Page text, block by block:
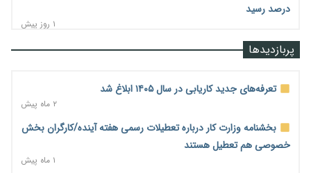
درصد رسید
۱ روز پیش
رشد ۷۵ هزار میلیاردی بازار خرید اعتباری؛ فین‌تک‌ها وارد میدان
آغاز اجرای پایلوت «ردا کارت» برای دانشجویان تحصیلات تکمیلی
۱ روز پیش
پربازدیدها
تعرفه‌های جدید کاریابی در سال ۱۴۰۵ ابلاغ شد
۲ ماه پیش
بخشنامه وزارت کار درباره تعطیلات رسمی هفته آینده/کارگران بخش
خصوصی هم تعطیل هستند
۱ ماه پیش